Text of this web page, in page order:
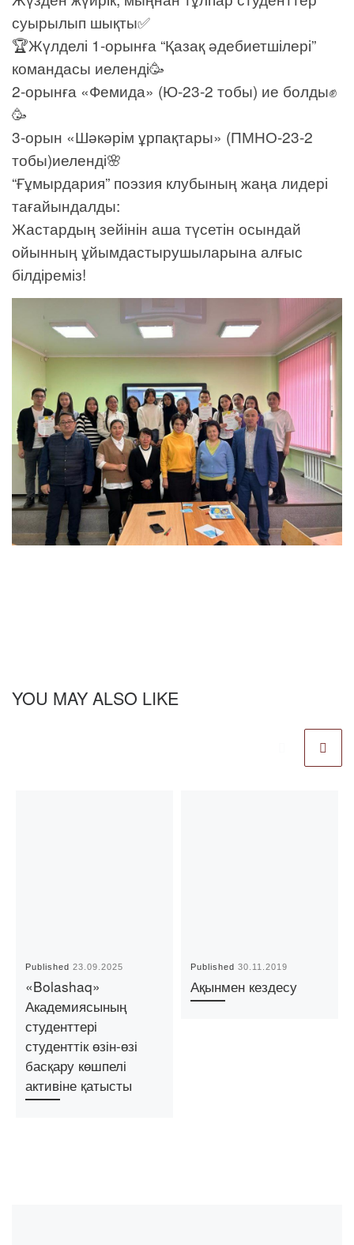
суырылып шықты✅
🏆Жүлделі 1-орынға “Қазақ әдебиетшілері”
командасы иеленді🥳
2-орынға «Фемида» (Ю-23-2 тобы) ие болды✊
🥳
3-орын «Шәкәрім ұрпақтары» (ПМНО-23-2
тобы)иеленді🌸
“Ғұмырдария” поэзия клубының жаңа лидері
тағайындалды:
Жастардың зейінін аша түсетін осындай
ойынның ұйымдастырушыларына алғыс
білдіреміз!
YOU MAY ALSO LIKE
Published23.09.2025
«Bolashaq»
Академиясының
студенттері
студенттік өзін-өзі
басқару көшпелі
активіне қатысты
Published30.11.2019
Ақынмен кездесу